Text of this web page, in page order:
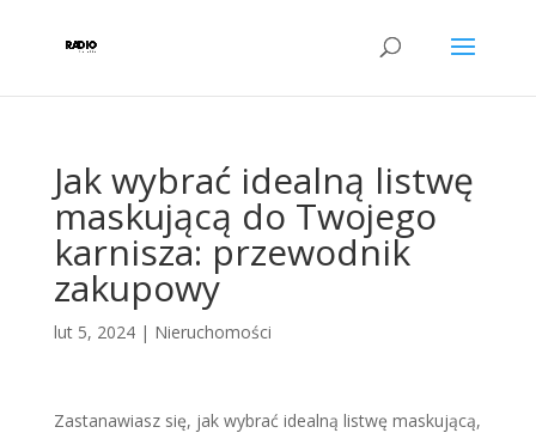
Jak wybrać idealną listwę
maskującą do Twojego
karnisza: przewodnik
zakupowy
lut 5, 2024| Nieruchomości
Zastanawiasz się, jak wybrać idealną listwę maskującą,